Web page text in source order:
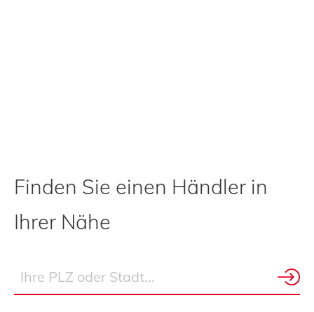
Finden Sie einen Händler in
Ihrer Nähe